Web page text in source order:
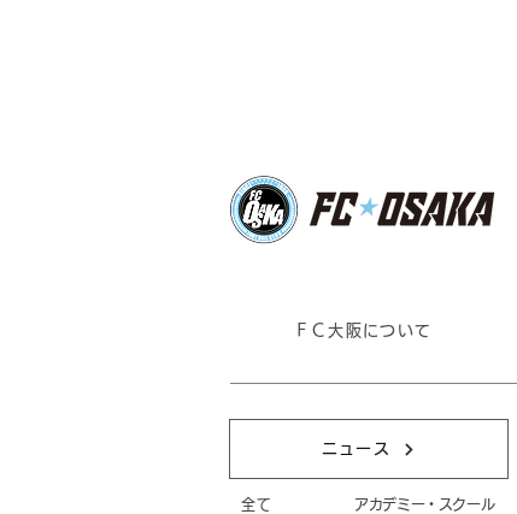
ＦＣ大阪について
ニュース
全て アカデミー・スクール